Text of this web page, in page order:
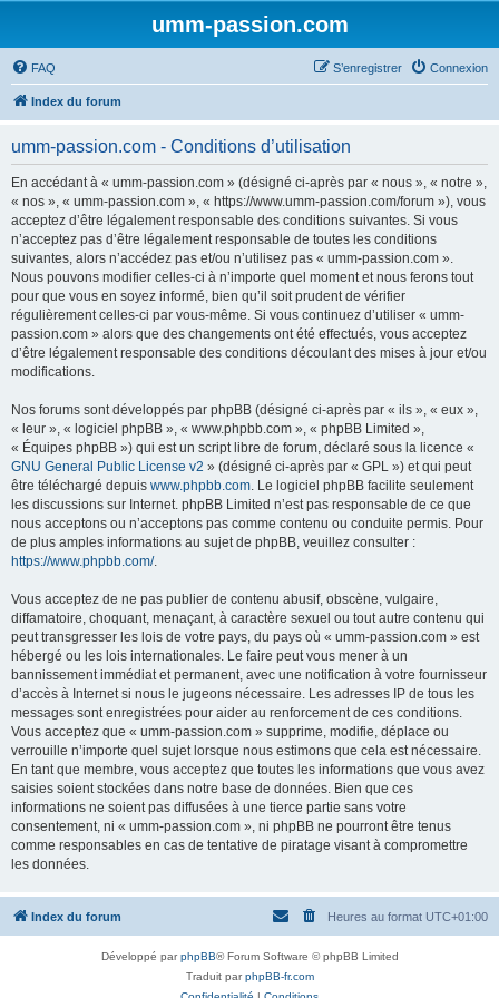
umm-passion.com
FAQ Connexion
S’enregistrer
Index du forum
umm-passion.com - Conditions d’utilisation
En accédant à « umm-passion.com » (désigné ci-après par « nous », « notre »,
« nos », « umm-passion.com », « https://www.umm-passion.com/forum »), vous
acceptez d’être légalement responsable des conditions suivantes. Si vous
n’acceptez pas d’être légalement responsable de toutes les conditions
suivantes, alors n’accédez pas et/ou n’utilisez pas « umm-passion.com ».
Nous pouvons modifier celles-ci à n’importe quel moment et nous ferons tout
pour que vous en soyez informé, bien qu’il soit prudent de vérifier
régulièrement celles-ci par vous-même. Si vous continuez d’utiliser « umm-
passion.com » alors que des changements ont été effectués, vous acceptez
d’être légalement responsable des conditions découlant des mises à jour et/ou
modifications.
Nos forums sont développés par phpBB (désigné ci-après par « ils », « eux »,
« leur », « logiciel phpBB », « www.phpbb.com », « phpBB Limited »,
« Équipes phpBB ») qui est un script libre de forum, déclaré sous la licence «
GNU General Public License v2 » (désigné ci-après par « GPL ») et qui peut
être téléchargé depuis www.phpbb.com. Le logiciel phpBB facilite seulement
les discussions sur Internet. phpBB Limited n’est pas responsable de ce que
nous acceptons ou n’acceptons pas comme contenu ou conduite permis. Pour
de plus amples informations au sujet de phpBB, veuillez consulter :
https://www.phpbb.com/.
Vous acceptez de ne pas publier de contenu abusif, obscène, vulgaire,
diffamatoire, choquant, menaçant, à caractère sexuel ou tout autre contenu qui
peut transgresser les lois de votre pays, du pays où « umm-passion.com » est
hébergé ou les lois internationales. Le faire peut vous mener à un
bannissement immédiat et permanent, avec une notification à votre fournisseur
d’accès à Internet si nous le jugeons nécessaire. Les adresses IP de tous les
messages sont enregistrées pour aider au renforcement de ces conditions.
Vous acceptez que « umm-passion.com » supprime, modifie, déplace ou
verrouille n’importe quel sujet lorsque nous estimons que cela est nécessaire.
En tant que membre, vous acceptez que toutes les informations que vous avez
saisies soient stockées dans notre base de données. Bien que ces
informations ne soient pas diffusées à une tierce partie sans votre
consentement, ni « umm-passion.com », ni phpBB ne pourront être tenus
comme responsables en cas de tentative de piratage visant à compromettre
les données.
Index du forum Heures au format UTC+01:00
Développé parphpBB® Forum Software © phpBB Limited
Traduit parphpBB-fr.com